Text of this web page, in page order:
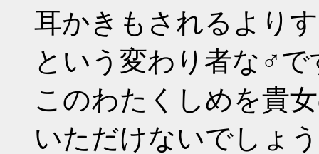
耳かきもされるより
という変わり者な♂で
このわたくしめを貴
いただけないでしょ